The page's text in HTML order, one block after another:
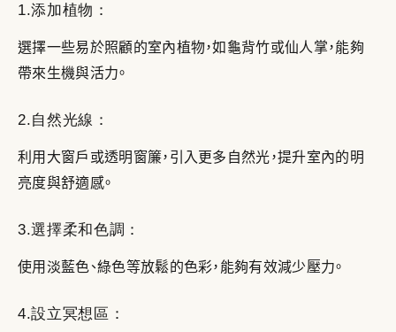
1.添加植物：
選擇一些易於照顧的室內植物，如龜背竹或仙人掌，能夠
帶來生機與活力。
2.自然光線：
利用大窗戶或透明窗簾，引入更多自然光，提升室內的明
亮度與舒適感。
3.選擇柔和色調：
使用淡藍色、綠色等放鬆的色彩，能夠有效減少壓力。
4.設立冥想區：